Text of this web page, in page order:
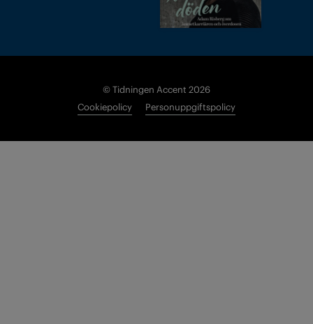
© Tidningen Accent 2026
Cookiepolicy
Personuppgiftspolicy